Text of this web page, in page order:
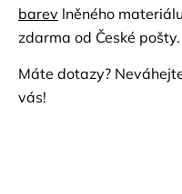
barev lněného
zdarma od České pošty.
Máte dotazy?
vás!